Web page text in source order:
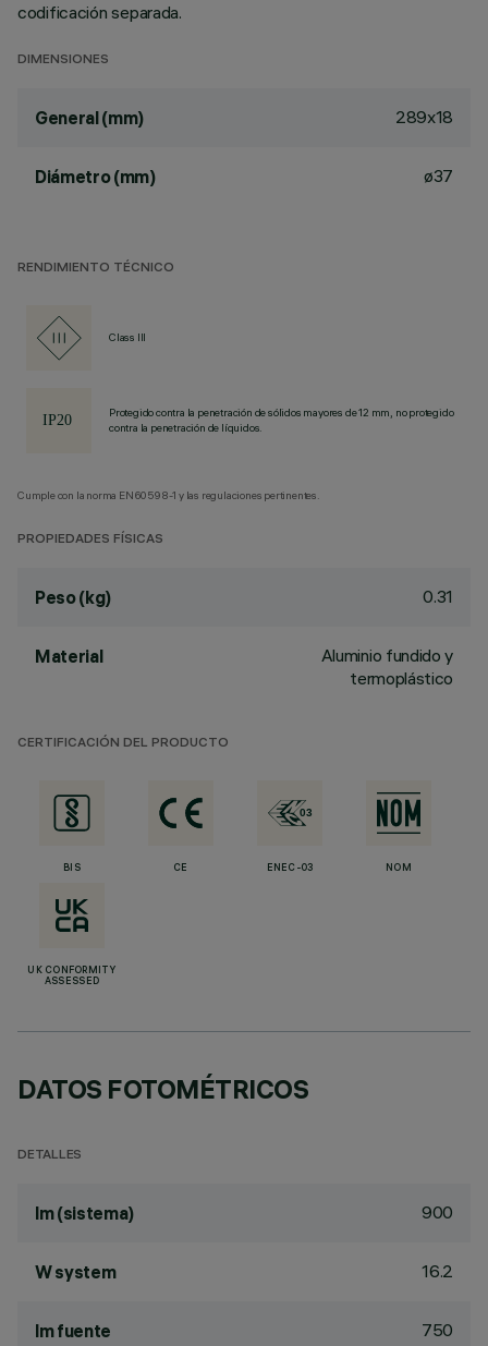
codificación separada.
DIMENSIONES
General (mm) 289x18
Diámetro (mm) ø37
RENDIMIENTO TÉCNICO
Class III
Protegido contra la penetración de sólidos mayores de 12 mm, no protegido
contra la penetración de líquidos.
Cumple con la norma EN60598-1 y las regulaciones pertinentes.
PROPIEDADES FÍSICAS
Peso (kg) 0.31
Material
Aluminio fundido y
termoplástico
CERTIFICACIÓN DEL PRODUCTO
BIS CE ENEC-03 NOM
UK CONFORMITY
ASSESSED
DATOS FOTOMÉTRICOS
DETALLES
lm (sistema) 900
W system 16.2
lm fuente 750